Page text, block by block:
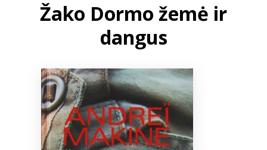
ELVIS atvyksta
Bibliotekoms
Žako Dormo žemė ir
dangus